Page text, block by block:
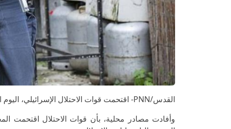
القدس/PNN- اقتحمت قوات الاحتلال الإسرائيلي، اليوم الخميس، مخيم شعفاط بالقدس المحتلة.
وأفادت مصادر محلية، بأن قوات الاحتلال اقتحمت